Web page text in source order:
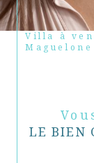
Villa à vendre Villeneuve-Les-
Maguelone
LE BIEN